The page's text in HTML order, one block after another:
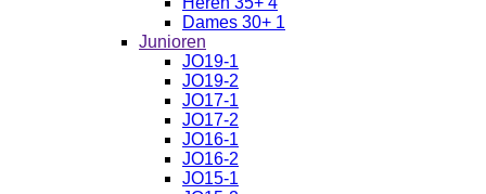
Dames 30+ 1
Junioren
JO19-1
JO19-2
JO17-1
JO17-2
JO16-1
JO16-2
JO15-1